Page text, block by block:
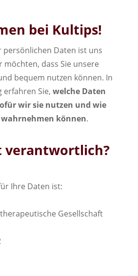
bei Kultips!
persönlichen Daten ist uns
möchten, dass Sie unsere
bequem nutzen können. In
erfahren Sie, welche Daten
wir sie nutzen und wie
wahrnehmen können.
verantwortlich?
Ihre Daten ist:
Gesellschaft